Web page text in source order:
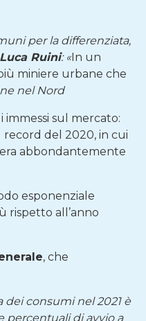
per la differenziata,
Luca Ruini: «In un
miniere urbane che
nel Nord
sul mercato:
del 2020, in cui
abbondantemente
esponenziale
rispetto all’anno
, che
dei consumi nel 2021 è
percentuali di avvio a